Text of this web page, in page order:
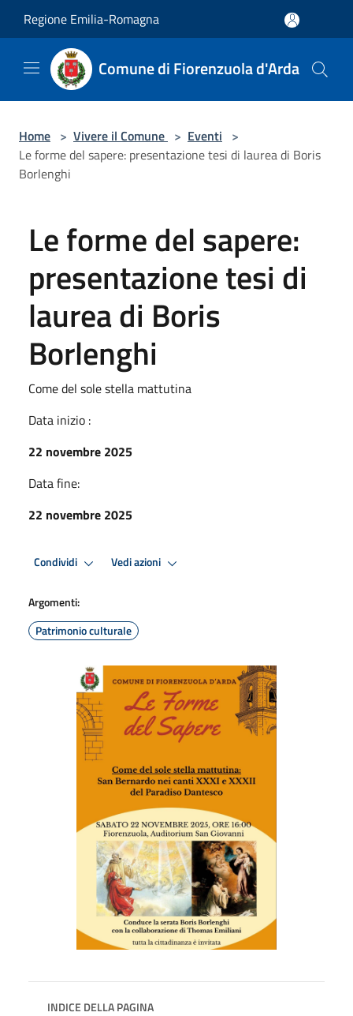
Regione Emilia-Romagna
Comune di Fiorenzuola d'Arda
Home > Vivere il Comune > Eventi >
Le forme del sapere: presentazione tesi di laurea di Boris
Borlenghi
Le forme del sapere:
presentazione tesi di
laurea di Boris
Borlenghi
Come del sole stella mattutina
Data inizio :
22 novembre 2025
Data fine:
22 novembre 2025
Condividi Vedi azioni
Argomenti:
Patrimonio culturale
INDICE DELLA PAGINA